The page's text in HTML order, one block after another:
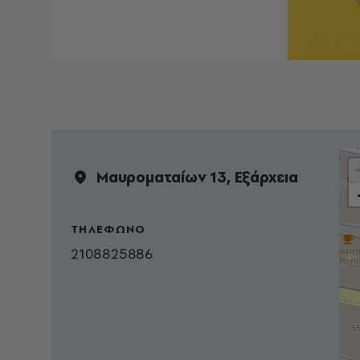
Μαυροµαταίων 13, Εξάρχεια
ΤΗΛΕΦΩΝΟ
2108825886